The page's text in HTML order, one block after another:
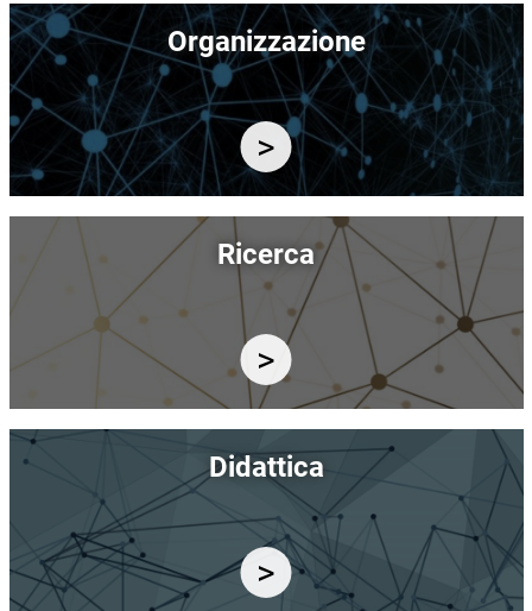
Immagine
Organizzazione
Immagine
Ricerca
Immagine
Didattica